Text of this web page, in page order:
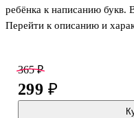
ребёнка к написанию букв.
ребёнок научится
«широкая строка», «узкая
пособием у ребёнка
дальнейшего обучения в
Перейти к описанию и
365 ₽
299 ₽